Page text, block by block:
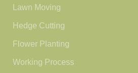
Lawn Moving
Hedge Cutting
Flower Planting
Working Process